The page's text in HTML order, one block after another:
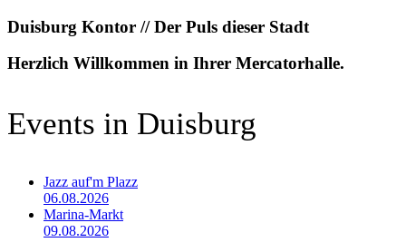
Duisburg Kontor // Der Puls dieser Stadt
Herzlich Willkommen in Ihrer Mercatorhalle.
Events in Duisburg
Jazz auf'm Plazz
06.08.2026
Marina-Markt
09.08.2026